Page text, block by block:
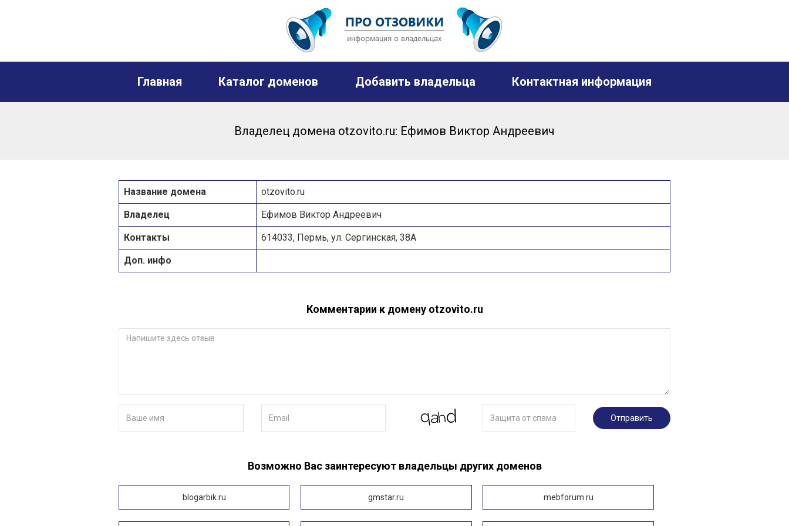
Главная Каталог доменов Добавить владельца Контактная информация
Владелец домена otzovito.ru: Ефимов Виктор Андреевич
Название домена otzovito.ru
Владелец Ефимов Виктор Андреевич
Контакты 614033, Пермь, ул. Сергинская, 38А
Доп. инфо
Комментарии к домену otzovito.ru
Отправить
Возможно Вас заинтересуют владельцы других доменов
blogarbik.ru gmstar.ru mebforum.ru